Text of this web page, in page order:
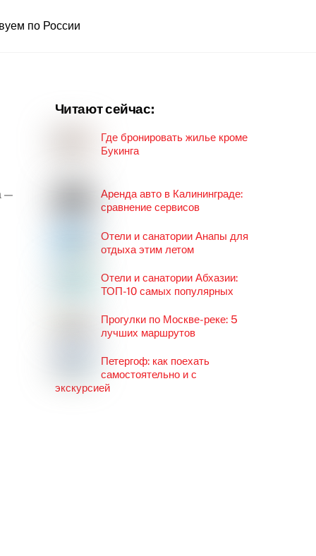
по России
—
Читают сейчас:
Где бронировать жилье кроме
Букинга
Аренда авто в Калининграде:
сравнение сервисов
Отели и санатории Анапы для
отдыха этим летом
Отели и санатории Абхазии:
ТОП-10 самых популярных
Прогулки по Москве-реке: 5
лучших маршрутов
Петергоф: как поехать
самостоятельно и с
экскурсией